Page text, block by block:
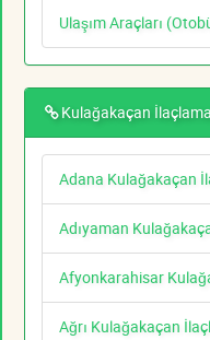
Ulaşım Araçları
Kulağakaçan
Adana Kulağakaçan
Adıyaman
Afyonkarahisar
Ağrı Kulağakaçan